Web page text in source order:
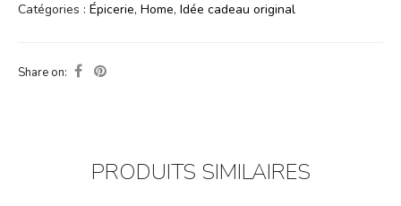
Catégories : Épicerie, Home, Idée cadeau original
Share on:
PRODUITS SIMILAIRES